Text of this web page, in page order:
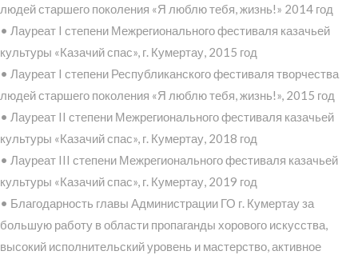
людей старшего поколения «Я люблю тебя, жизнь!» 2014 год
• Лауреат I степени Межрегионального фестиваля казачьей
культуры «Казачий спас», г. Кумертау, 2015 год
• Лауреат I степени Республиканского фестиваля творчества
людей старшего поколения «Я люблю тебя, жизнь!», 2015 год
• Лауреат II степени Межрегионального фестиваля казачьей
культуры «Казачий спас», г. Кумертау, 2018 год
• Лауреат III степени Межрегионального фестиваля казачьей
культуры «Казачий спас», г. Кумертау, 2019 год
• Благодарность главы Администрации ГО г. Кумертау за
большую работу в области пропаганды хорового искусства,
высокий исполнительский уровень и мастерство, активное